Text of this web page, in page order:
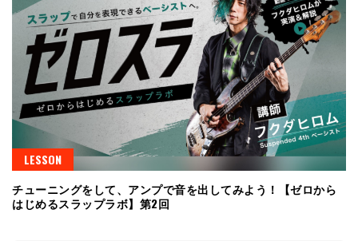
LESSON
チューニングをして、アンプで音を出してみよう！【ゼロから
はじめるスラップラボ】第2回